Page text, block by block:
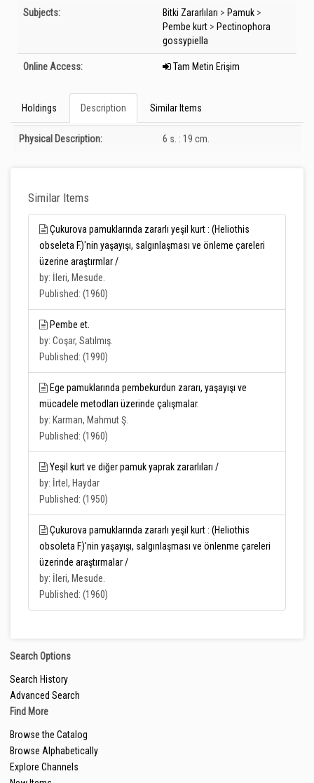
Subjects: Bitki Zararlıları > Pamuk >
Pembe kurt > Pectinophora
gossypiella
Online Access: Tam Metin Erişim
Holdings Description Similar Items
Description
Physical Description: 6 s. : 19 cm.
Similar Items
Çukurova pamuklarında zararlı yeşil kurt : (Heliothis
obseleta F.)'nin yaşayışı, salgınlaşması ve önleme çareleri
üzerine araştırmlar /
by: İleri, Mesude.
Published: (1960)
Pembe et.
by: Coşar, Satılmış.
Published: (1990)
Ege pamuklarında pembekurdun zararı, yaşayışı ve
mücadele metodları üzerinde çalışmalar.
by: Karman, Mahmut Ş.
Published: (1960)
Yeşil kurt ve diğer pamuk yaprak zararlıları /
by: İrtel, Haydar
Published: (1950)
Çukurova pamuklarında zararlı yeşil kurt : (Heliothis
obsoleta F.)'nin yaşayışı, salgınlaşması ve önlenme çareleri
üzerinde araştırmalar /
by: İleri, Mesude.
Published: (1960)
Search Options
Search History
Advanced Search
Find More
Browse the Catalog
Browse Alphabetically
Explore Channels